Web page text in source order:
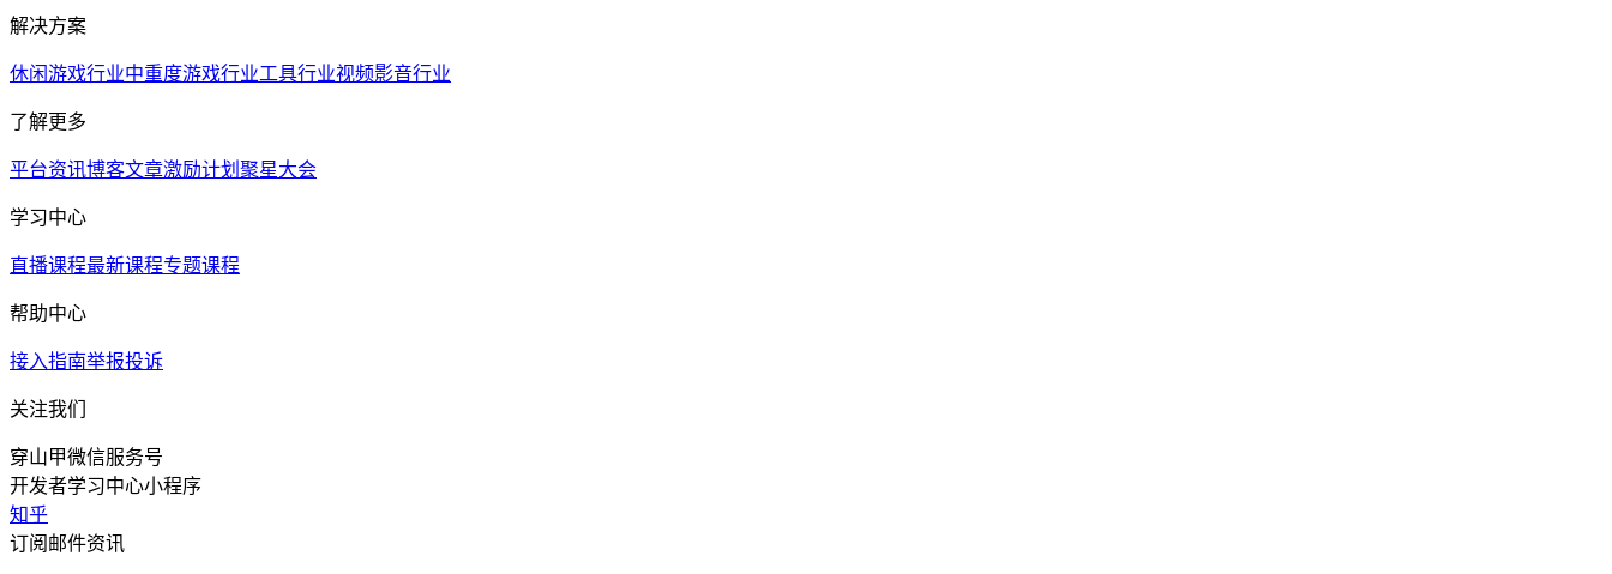
解决方案
休闲游戏行业中重度游戏行业工具行业视频影音行业
了解更多
平台资讯博客文章激励计划 聚星大会
学习中心
直播课程最新课程专题课程
帮助中心
接入指南举报投诉
关注我们
穿山甲微信服务号
开发者学习中心小程序
知乎
订阅邮件资讯